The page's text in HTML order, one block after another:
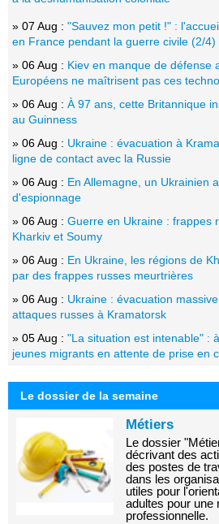
» 07 Aug : "Sauvez mon petit !" :
en France pendant la guerre civile (2/4)
» 06 Aug : Kiev en manque de défense
Européens ne maîtrisent pas ces
» 06 Aug : À 97 ans, cette Britannique
au Guinness
» 06 Aug : Ukraine : évacuation à
ligne de contact avec la Russie
» 06 Aug : En Allemagne, un Ukrainien
d'espionnage
» 06 Aug : Guerre en Ukraine : frappes
Kharkiv et Soumy
» 06 Aug : En Ukraine, les régions de
par des frappes russes meurtrières
» 06 Aug : Ukraine : évacuation
attaques russes à Kramatorsk
» 05 Aug : "La situation est intenable" :
jeunes migrants en attente de prise en
Le dossier de la semaine
Métiers
Le dossier
décrivant des
des postes de
dans les
utiles pour
adultes pour une
professionnelle.